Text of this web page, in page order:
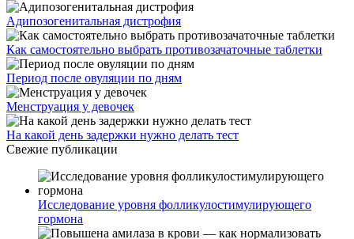
Адипозогенитальная дистрофия
Как самостоятельно выбрать противозачаточные таблетки
Период после овуляции по дням
Менструация у девочек
На какой день задержки нужно делать тест
Свежие публикации
Исследование уровня фолликулостимулирующего
гормона